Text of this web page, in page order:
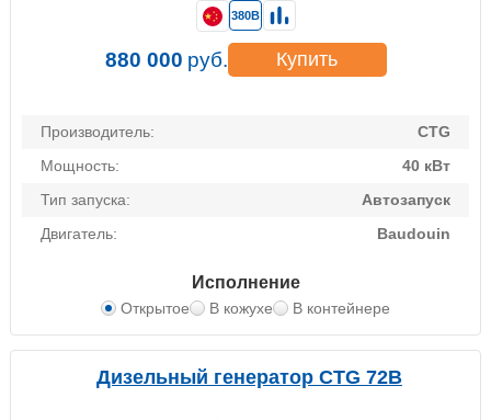
Производитель:
CTG
Мощность:
40 кВт
Тип запуска:
Автозапуск
Двигатель:
Baudouin
Исполнение
Открытое В кожухе В контейнере
380В
880 000 руб. Купить
Дизельный генератор CTG 72B